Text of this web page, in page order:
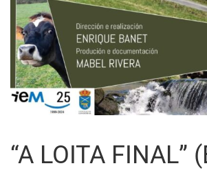
“A LOITA FINAL”